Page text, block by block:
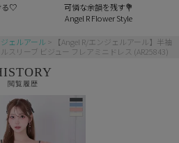
る♡
可憐な余韻を残す💐
Angel R Flower Style
ェルアール
【Angel R/エンジェルアール】半袖
スリーブ ビジュー フレアミニドレス (AR25843)
閲覧履歴